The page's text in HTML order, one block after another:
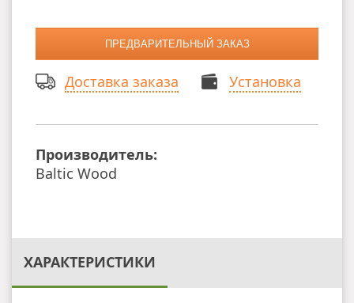
Доставка заказа Установка
Производитель:
Baltic Wood
ХАРАКТЕРИСТИКИ